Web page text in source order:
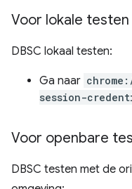
Voor lokale testen
DBSC lokaal testen:
Ga naar
session-
Voor openbare
DBSC testen met de